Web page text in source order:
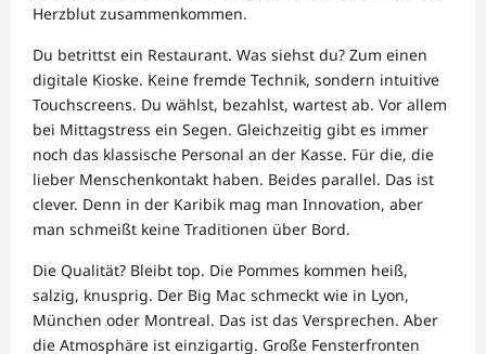
Herzblut zusammenkommen.
Du betrittst ein Restaurant. Was siehst du? Zum einen
digitale Kioske. Keine fremde Technik, sondern intuitive
Touchscreens. Du wählst, bezahlst, wartest ab. Vor allem
bei Mittagstress ein Segen. Gleichzeitig gibt es immer
noch das klassische Personal an der Kasse. Für die, die
lieber Menschenkontakt haben. Beides parallel. Das ist
clever. Denn in der Karibik mag man Innovation, aber
man schmeißt keine Traditionen über Bord.
Die Qualität? Bleibt top. Die Pommes kommen heiß,
salzig, knusprig. Der Big Mac schmeckt wie in Lyon,
München oder Montreal. Das ist das Versprechen. Aber
die Atmosphäre ist einzigartig. Große Fensterfronten